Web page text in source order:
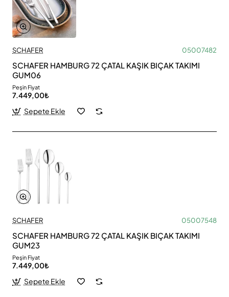
SCHAFER 05007482
SCHAFER HAMBURG 72 ÇATAL KAŞIK BIÇAK TAKIMI
GUM06
Peşin Fiyat
7.449,00₺
Sepete Ekle
SCHAFER 05007548
SCHAFER HAMBURG 72 ÇATAL KAŞIK BIÇAK TAKIMI
GUM23
Peşin Fiyat
7.449,00₺
Sepete Ekle